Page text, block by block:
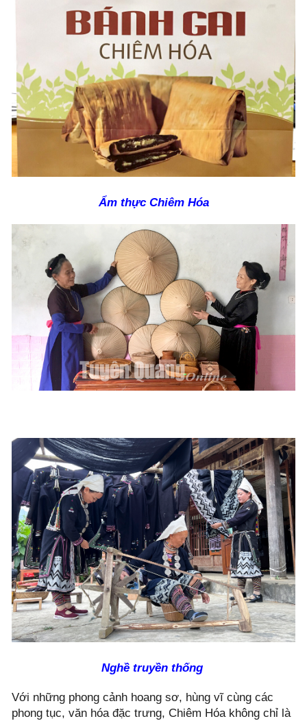
Ẩm thực Chiêm Hóa
Nghề truyền thống
Với những phong cảnh hoang sơ, hùng vĩ cùng các
phong tục, văn hóa đặc trưng, Chiêm Hóa không chỉ là